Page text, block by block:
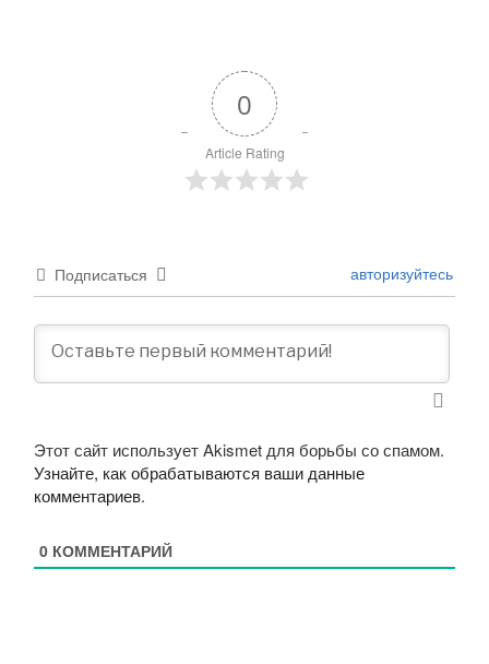
0
Article Rating
Подписаться авторизуйтесь
Этот сайт использует Akismet для борьбы со спамом.
Узнайте, как обрабатываются ваши данные
комментариев.
0 КОММЕНТАРИЙ